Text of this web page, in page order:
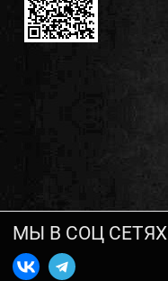
МЫ В СОЦ СЕТЯХ